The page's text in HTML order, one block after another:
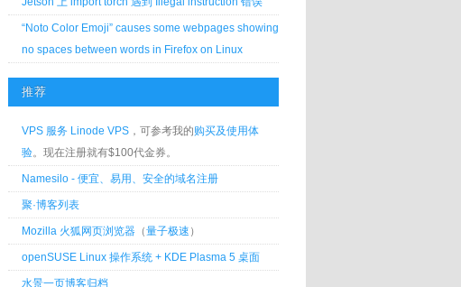
“Noto Color Emoji” causes some webpages showing
no spaces between words in Firefox on Linux
推荐
VPS 服务 Linode VPS ，可参考我的购买及使用体
验。现在注册就有$100代金券。
Namesilo - 便宜、易用、安全的域名注册
聚·博客列表
Mozilla 火狐网页浏览器 （量子极速 ）
openSUSE Linux 操作系统 + KDE Plasma 5 桌面
水景一页博客归档